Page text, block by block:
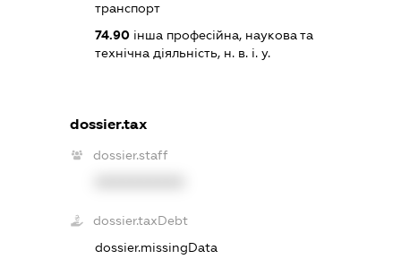
транспорт
74.90 інша професійна, наукова та
технічна діяльність, н. в. і. у.
dossier.tax
dossier.staff
dossier.taxDebt
dossier.missingData